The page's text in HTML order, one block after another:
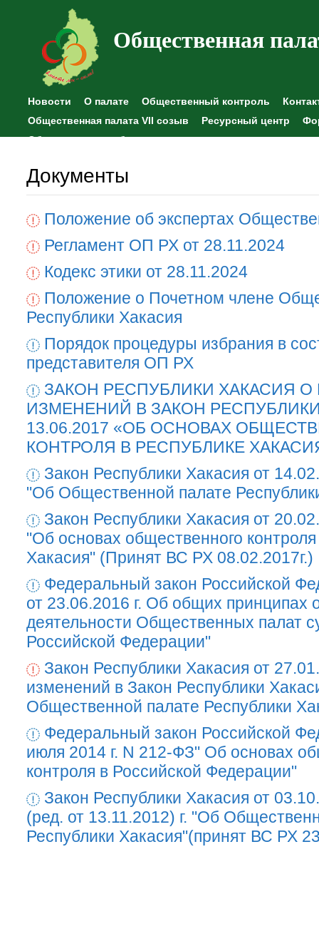
Общественная
Новости О палате Общественный контроль
Общественная палата VII созыв
Ресурсный центр
Общественные наблюдения
Документы
Положение об экспертах
Регламент ОП РХ от 28.11.2024
Кодекс этики от 28.11.2024
Положение о Почетном члене
Республики Хакасия
Порядок процедуры избрания в
представителя ОП РХ
ЗАКОН РЕСПУБЛИКИ ХАКАСИЯ
ИЗМЕНЕНИЙ В ЗАКОН
13.06.2017 «ОБ ОСНОВАХ
КОНТРОЛЯ В РЕСПУБЛИКЕ
Закон Республики Хакасия от
"Об Общественной палате
Закон Республики Хакасия от
"Об основах общественного
Хакасия" (Принят ВС РХ 08.02.2017г.)
Федеральный закон Российской
от 23.06.2016 г. Об общих принципах
деятельности Общественных палат
Российской Федерации"
Закон Республики Хакасия от
изменений в Закон Республики
Общественной палате Республики
Федеральный закон Российской
июля 2014 г. N 212-ФЗ" Об основах
контроля в Российской Федерации"
Закон Республики Хакасия от
(ред. от 13.11.2012) г. "Об
Республики Хакасия"(принят ВС РХ